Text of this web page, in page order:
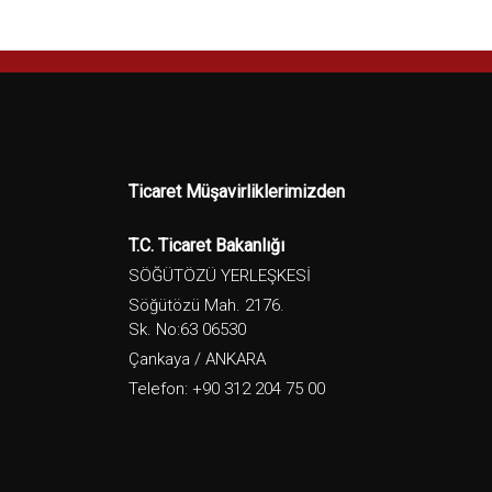
Ticaret Müşavirliklerimizden
T.C. Ticaret Bakanlığı
SÖĞÜTÖZÜ YERLEŞKESİ
Söğütözü Mah. 2176.
Sk. No:63 06530
Çankaya / ANKARA
Telefon: +90 312 204 75 00